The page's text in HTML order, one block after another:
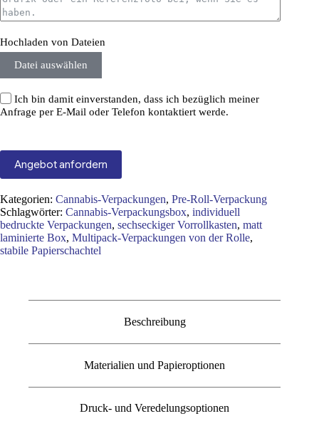
Hochladen von Dateien
Datei auswählen
Ich bin damit einverstanden, dass ich bezüglich meiner
Anfrage per E-Mail oder Telefon kontaktiert werde.
Angebot anfordern
Kategorien: Cannabis-Verpackungen, Pre-Roll-Verpackung
Schlagwörter: Cannabis-Verpackungsbox, individuell
bedruckte Verpackungen, sechseckiger Vorrollkasten, matt
laminierte Box, Multipack-Verpackungen von der Rolle,
stabile Papierschachtel
Beschreibung
Materialien und Papieroptionen
Druck- und Veredelungsoptionen